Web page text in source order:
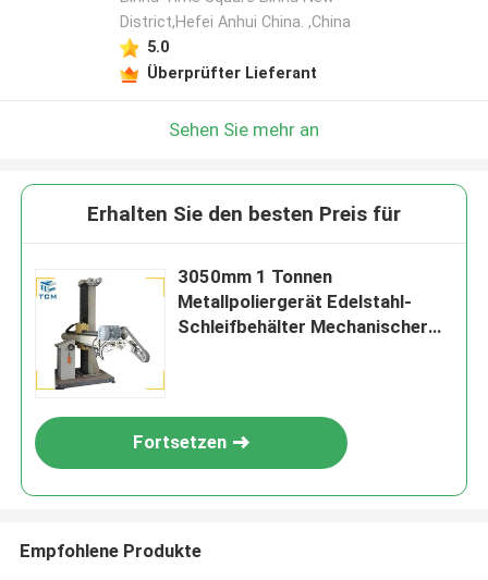
District,Hefei Anhui China. ,China
5.0
Überprüfter Lieferant
Sehen Sie mehr an
Erhalten Sie den besten Preis für
3050mm 1 Tonnen
Metallpoliergerät Edelstahl-
Schleifbehälter Mechanischer
Fortsetzen
Empfohlene Produkte